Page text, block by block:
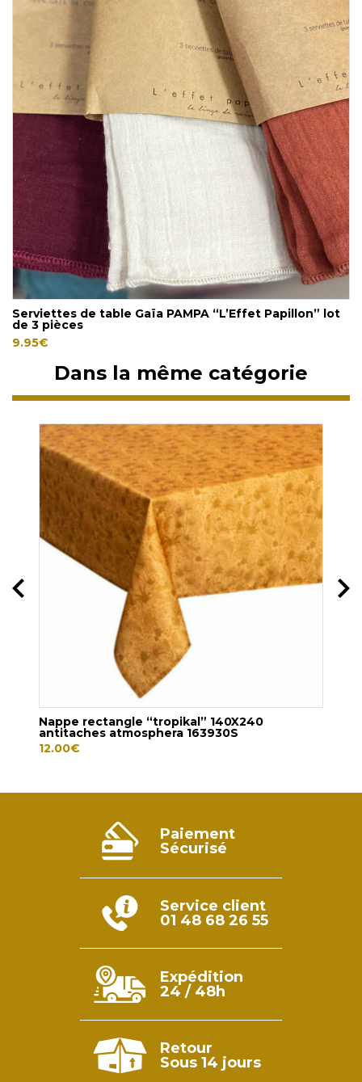
Serviettes de table Gaïa PAMPA “L’Effet Papillon” lot
de 3 pièces
9.95€
Dans la même catégorie
Nappe rectangle “tropikal” 140X240
antitaches atmosphera 163930S
12.00€
Paiement
Sécurisé
Service client
01 48 68 26 55
Expédition
24 / 48h
Retour
Sous 14 jours